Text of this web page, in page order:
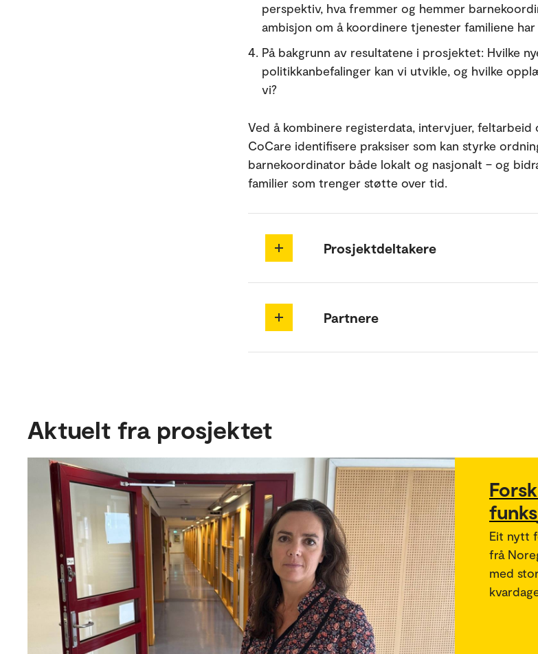
perspektiv, hva fremmer og hemmer
ambisjon om å koordinere tjenester familiene
På bakgrunn av resultatene i prosjektet: Hvilke
politikkanbefalinger kan vi utvikle, og hvilke
vi?
Ved å kombinere registerdata, intervjuer, feltarbeid
CoCare identifisere praksiser som kan styrke
barnekoordinator både lokalt og nasjonalt – og
familier som trenger støtte over tid.
Prosjektdeltakere
Partnere
Aktuelt fra prosjektet
Eit nytt
frå
med